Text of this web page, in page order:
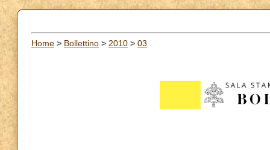
Home > Bollettino > 2010 > 03